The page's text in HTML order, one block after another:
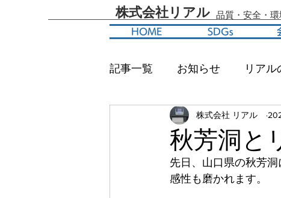
​株式会社リアル 品質・安全・
HOME SDGs
記事一覧 お知らせ リア
秋芳洞と
株式会社 リアル
先日、山口県の秋芳
感性も磨かれます。